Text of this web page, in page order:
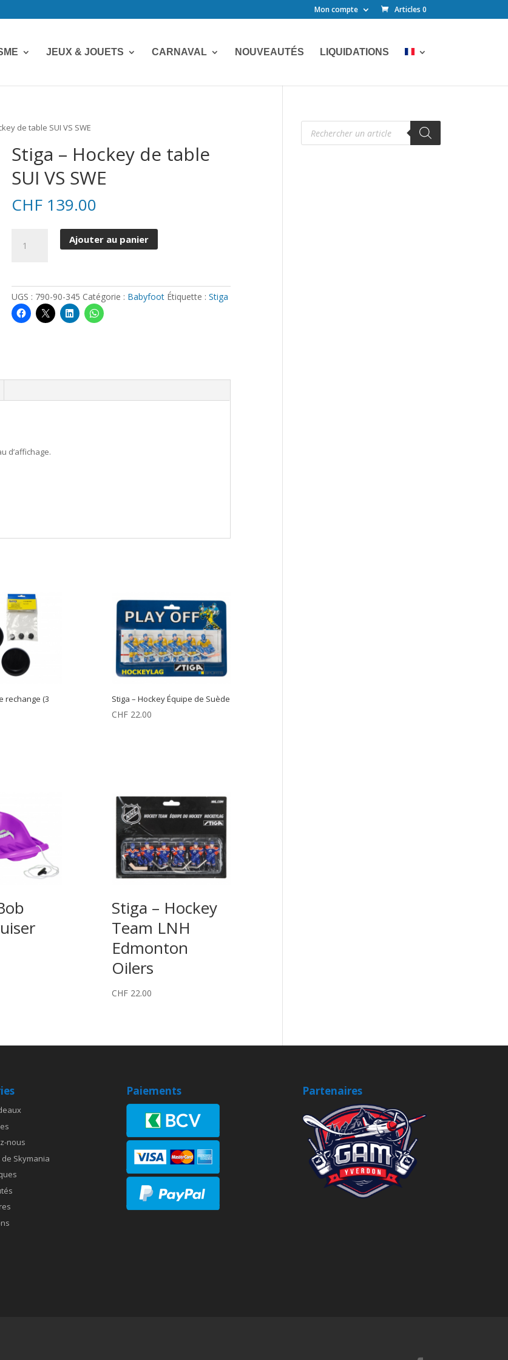
Mon compte Articles 0
JEUX & JOUETS CARNAVAL NOUVEAUTÉS LIQUIDATIONS
de table SUI VS SWE
Stiga – Hockey de table
SUI VS SWE
CHF139.00
Hockey
de
table
Ajouter au panier
UGS : 790-90-345 Catégorie : Babyfoot Étiquette : Stiga
d’affichage.
rechange (3
Stiga – Hockey Équipe de Suède
CHF 22.00
Stiga – Hockey
Team LNH
Edmonton
Oilers
CHF 22.00
Recherche
produits
nous
de Skymania
Paiements Partenaires